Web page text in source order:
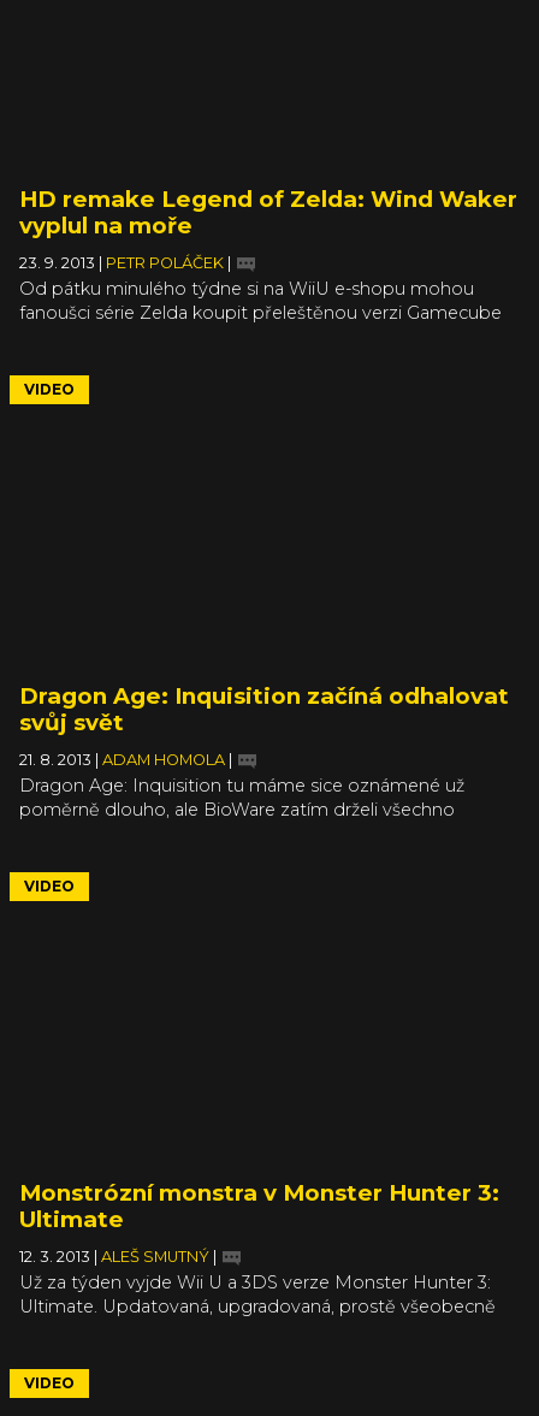
HD remake Legend of Zelda: Wind Waker
vyplul na moře
23. 9. 2013 PETR POLÁČEK
Od pátku minulého týdne si na WiiU e-shopu mohou
fanoušci série Zelda koupit přeleštěnou verzi Gamecube
roztomilý trailer v článku, a ještě před vydáním vám to
připomeneme i v recenzi.
VIDEO
Dragon Age: Inquisition začíná odhalovat
svůj svět
21. 8. 2013 ADAM HOMOLA
Dragon Age: Inquisition tu máme sice oznámené už
poměrně dlouho, ale BioWare zatím drželi všechno
na videích. Tentokrát dojde na řadu svět a několik málo
detailů o volbách. Tak trochu po vzoru Zaklínače by mělo
VIDEO
Monstrózní monstra v Monster Hunter 3:
Ultimate
12. 3. 2013 ALEŠ SMUTNÝ
Už za týden vyjde Wii U a 3DS verze Monster Hunter 3:
Ultimate. Updatovaná, upgradovaná, prostě všeobecně
že přinese lov nestvůr na novou konzoli od Nintenda,
navíc ve vylepšené grafice. A nutno říci, že některé záběry
VIDEO